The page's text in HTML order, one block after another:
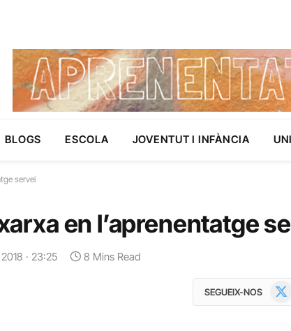
BLOGS ESCOLA JOVENTUT I INFÀNCIA
servei
en l’aprenentatge
· 23:25 8 Mins Read
SEGUEIX-NOS